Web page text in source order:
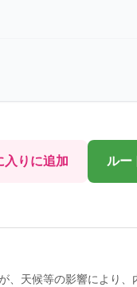
入りに追加 ルー
、天候等の影響により